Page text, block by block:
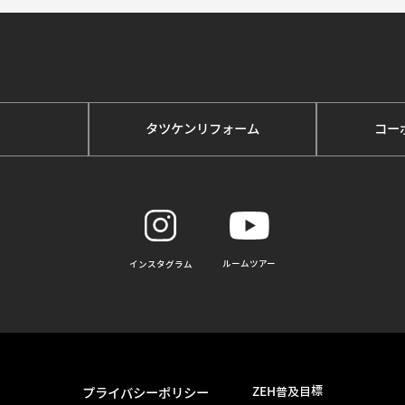
タツケンリフォーム コー
インスタグラム ルームツアー
プライバシーポリシー ZEH普及目標